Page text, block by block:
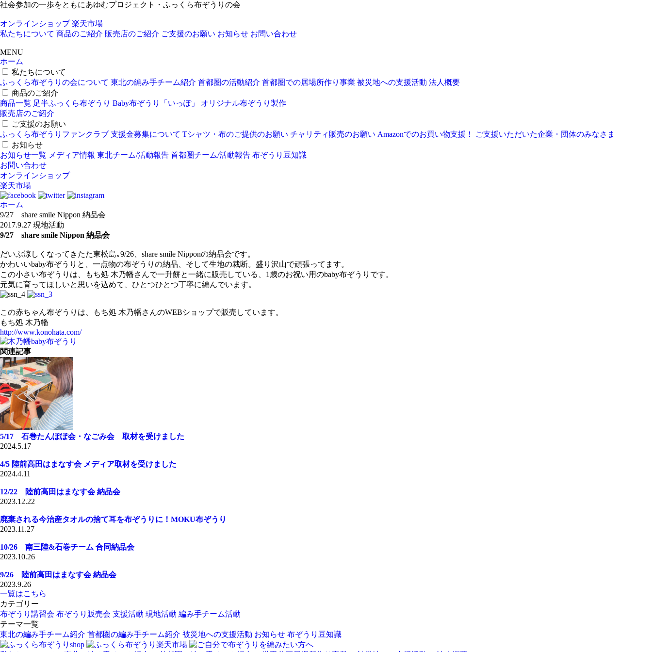
社会参加の一歩をともにあゆむプロジェクト・ふっくら布ぞうりの会
オンラインショップ 楽天市場
私たちについて 商品のご紹介 販売店のご紹介 ご支援のお願い お知らせ お問い合わせ
MENU
ホーム
私たちについて
ふっくら布ぞうりの会について 東北の編み手チーム紹介 首都圏の活動紹介 首都圏での居場所作り事業 被災地への支援活動 法人概要
商品のご紹介
商品一覧 足半ふっくら布ぞうり Baby布ぞうり「いっぽ」
オリジナル布ぞうり製作
販売店のご紹介
ご支援のお願い
ふっくら布ぞうりファンクラブ 支援金募集について Tシャツ・布のご提供のお願い チャリティ販売のお願い Amazonでのお買い物支援！
ご支援いただいた企業・団体のみなさま
お知らせ
お知らせ一覧 メディア情報 東北チーム/活動報告 首都圏チーム/活動報告 布ぞうり豆知識
お問い合わせ
オンラインショップ
楽天市場
ホーム
9/27 share smile Nippon 納品会
2017.9.27 現地活動
9/27 share smile Nippon 納品会
だいぶ涼しくなってきたた東松島｡9/26、share smile Nipponの納品会です。
かわいいbaby布ぞうりと、一点物の布ぞうりの納品、そして生地の裁断。盛り沢山で頑張ってます。
この小さい布ぞうりは、もち処 木乃幡さんで一升餅と一緒に販売している、1歳のお祝い用のbaby布ぞうりです。
元気に育ってほしいと思いを込めて、ひとつひとつ丁寧に編んでいます。
この赤ちゃん布ぞうりは、もち処 木乃幡さんのWEBショップで販売しています。
もち処 木乃幡
http://www.konohata.com/
関連記事
5/17 石巻たんぽぽ会・なごみ会 取材を受けました
2024.5.17
4/5 陸前高田はまなす会 メディア取材を受けました
2024.4.11
12/22 陸前高田はまなす会 納品会
2023.12.22
廃棄される今治産タオルの捨て耳を布ぞうりに！MOKU布ぞうり
2023.11.27
10/26 南三陸&石巻チーム 合同納品会
2023.10.26
9/26 陸前高田はまなす会 納品会
2023.9.26
一覧はこちら
カテゴリー
布ぞうり講習会 布ぞうり販売会 支援活動 現地活動 編み手チーム活動
テーマ一覧
東北の編み手チーム紹介 首都圏の編み手チーム紹介 被災地への支援活動 お知らせ 布ぞうり豆知識